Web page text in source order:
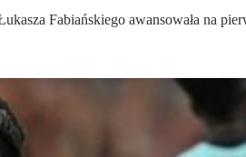
Fabiańskiego awansowała na